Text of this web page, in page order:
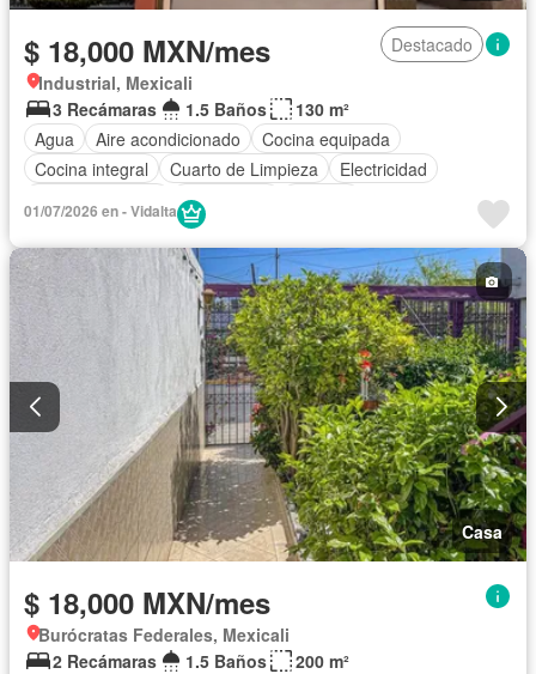
$ 18,000 MXN/mes
Destacado
Industrial, Mexicali
3 Recámaras
1.5 Baños
130 m²
Agua
Aire acondicionado
Cocina equipada
Cocina integral
Cuarto de Limpieza
Electricidad
Gas natural
Recámara con closet
Wifi
Permite niños
Solo familias Parcialmente amueblado
01/07/2026 en - Vidalta
Casa
$ 18,000 MXN/mes
Burócratas Federales, Mexicali
2 Recámaras
1.5 Baños
200 m²